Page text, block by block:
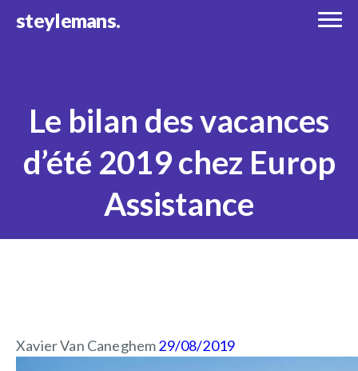
steylemans.
Le bilan des vacances
d’été 2019 chez Europ
Assistance
Xavier Van Caneghem29/08/2019